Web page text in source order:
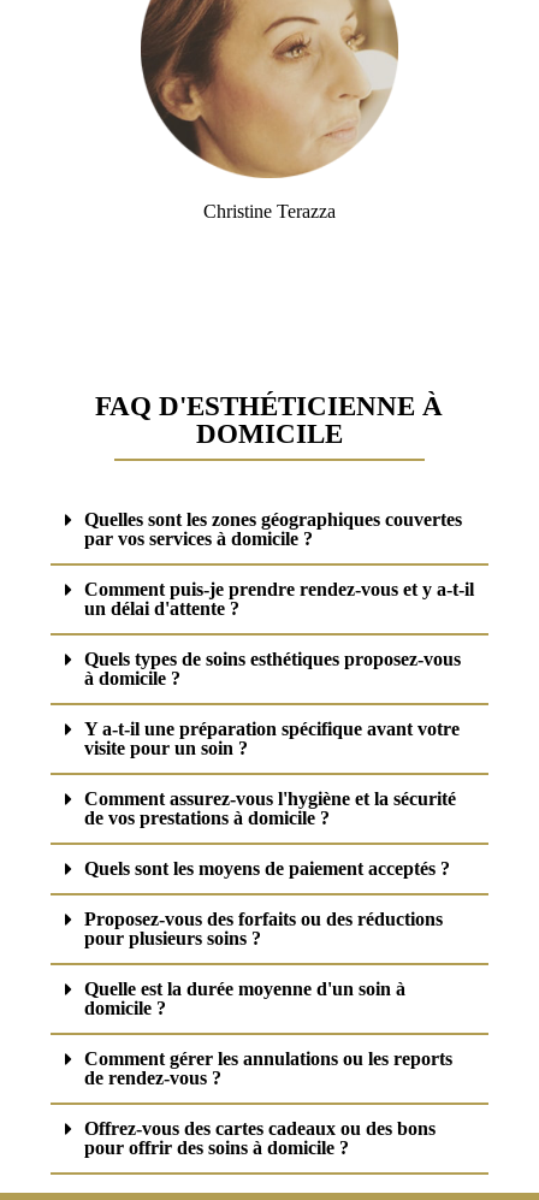
Christine Terazza
FAQ D'ESTHÉTICIENNE À
DOMICILE
Quelles sont les zones géographiques couvertes
par vos services à domicile ?
Comment puis-je prendre rendez-vous et y a-t-il
un délai d'attente ?
Quels types de soins esthétiques proposez-vous
à domicile ?
Y a-t-il une préparation spécifique avant votre
visite pour un soin ?
Comment assurez-vous l'hygiène et la sécurité
de vos prestations à domicile ?
Quels sont les moyens de paiement acceptés ?
Proposez-vous des forfaits ou des réductions
pour plusieurs soins ?
Quelle est la durée moyenne d'un soin à
domicile ?
Comment gérer les annulations ou les reports
de rendez-vous ?
Offrez-vous des cartes cadeaux ou des bons
pour offrir des soins à domicile ?